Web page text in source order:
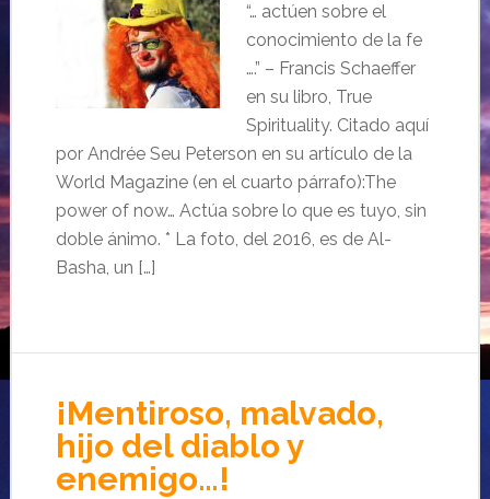
“… actúen sobre el
conocimiento de la fe
….” – Francis Schaeffer
en su libro, True
Spirituality. Citado aquí
por Andrée Seu Peterson en su artículo de la
World Magazine (en el cuarto párrafo):The
power of now… Actúa sobre lo que es tuyo, sin
doble ánimo. * La foto, del 2016, es de Al-
Basha, un […]
¡Mentiroso, malvado,
hijo del diablo y
enemigo…!